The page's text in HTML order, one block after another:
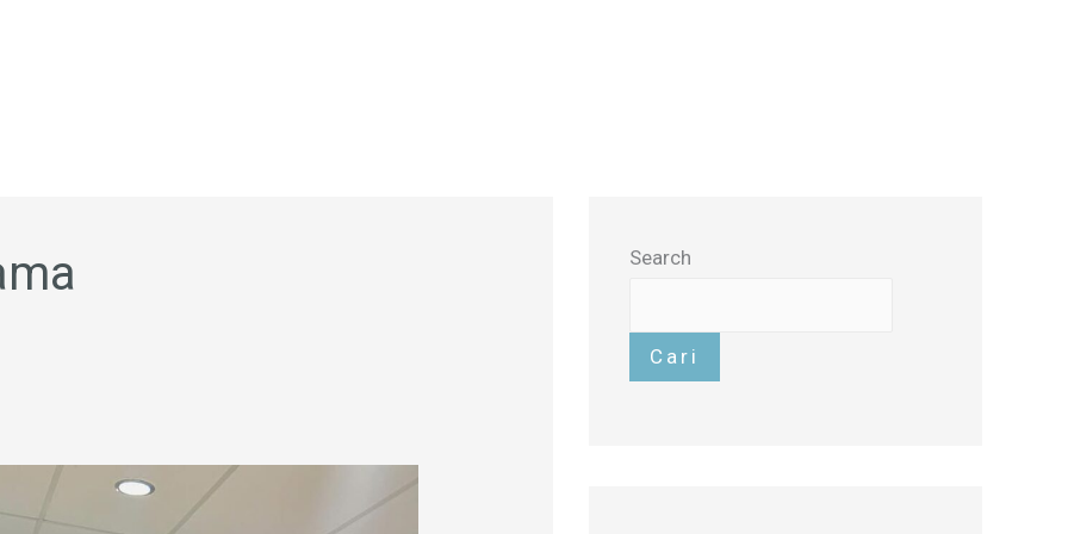
Search
Cari